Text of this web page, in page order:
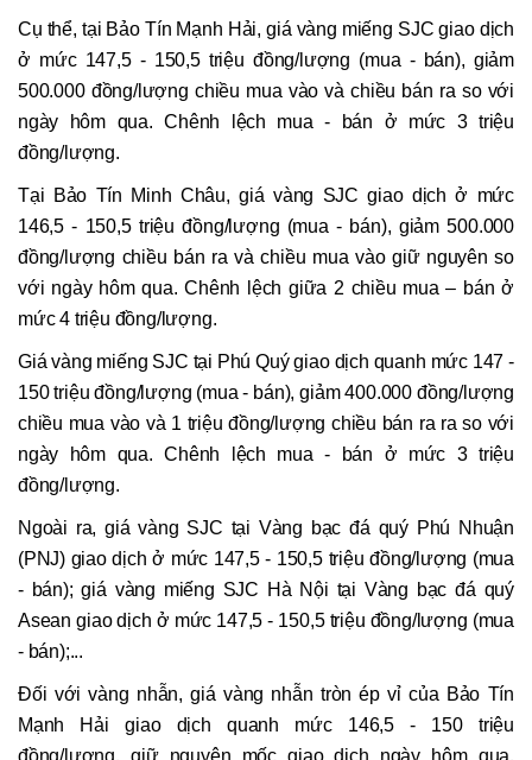
Cụ thể, tại Bảo Tín Mạnh Hải, giá vàng miếng SJC giao dịch
ở mức 147,5 - 150,5 triệu đồng/lượng (mua - bán), giảm
500.000 đồng/lượng chiều mua vào và chiều bán ra so với
ngày hôm qua. Chênh lệch mua - bán ở mức 3 triệu
đồng/lượng.
Tại Bảo Tín Minh Châu, giá vàng SJC giao dịch ở mức
146,5 - 150,5 triệu đồng/lượng (mua - bán), giảm 500.000
đồng/lượng chiều bán ra và chiều mua vào giữ nguyên so
với ngày hôm qua. Chênh lệch giữa 2 chiều mua – bán ở
mức 4 triệu đồng/lượng.
Giá vàng miếng SJC tại Phú Quý giao dịch quanh mức 147 -
150 triệu đồng/lượng (mua - bán), giảm 400.000 đồng/lượng
chiều mua vào và 1 triệu đồng/lượng chiều bán ra ra so với
ngày hôm qua. Chênh lệch mua - bán ở mức 3 triệu
đồng/lượng.
Ngoài ra, giá vàng SJC tại Vàng bạc đá quý Phú Nhuận
(PNJ) giao dịch ở mức 147,5 - 150,5 triệu đồng/lượng (mua
- bán); giá vàng miếng SJC Hà Nội tại Vàng bạc đá quý
Asean giao dịch ở mức 147,5 - 150,5 triệu đồng/lượng (mua
- bán);...
Đối với vàng nhẫn, giá vàng nhẫn tròn ép vỉ của Bảo Tín
Mạnh Hải giao dịch quanh mức 146,5 - 150 triệu
đồng/lượng, giữ nguyên mốc giao dịch ngày hôm qua.